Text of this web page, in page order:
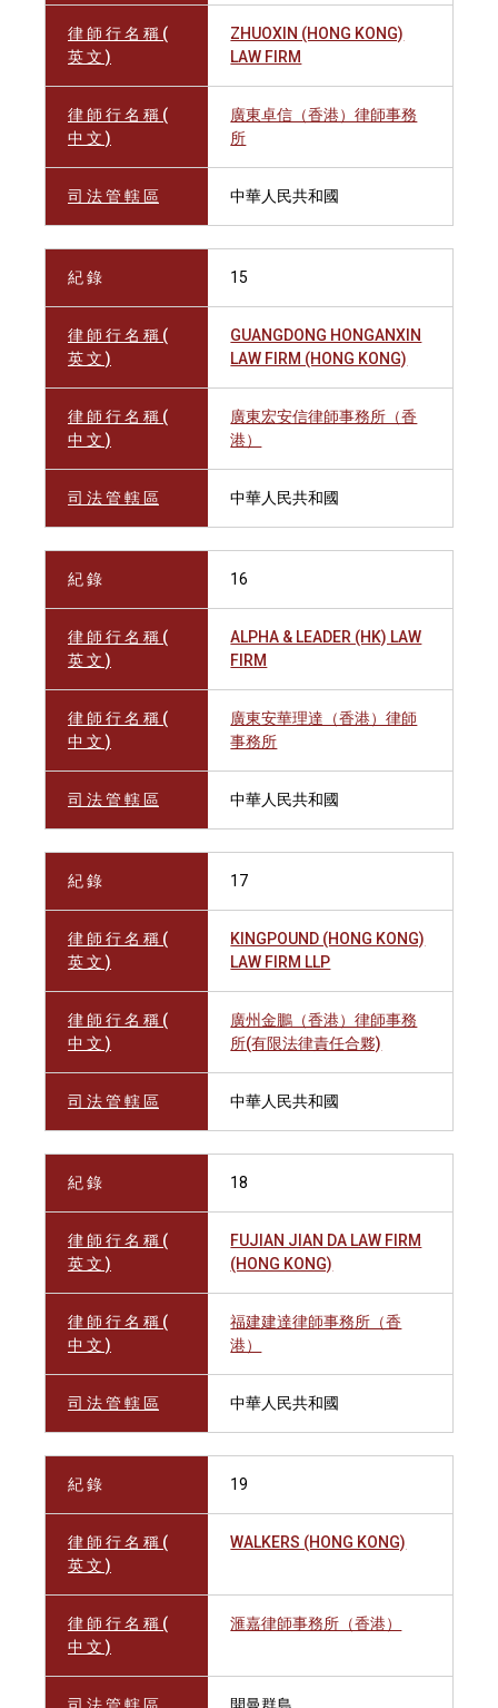
律 師 行 名 稱 (
英 文 )
ZHUOXIN (HONG KONG)
LAW FIRM
律 師 行 名 稱 (
中 文 )
廣東卓信（香港）律師事務
所
司 法 管 轄 區 中華人民共和國
紀 錄 15
律 師 行 名 稱 (
英 文 )
GUANGDONG HONGANXIN
LAW FIRM (HONG KONG)
律 師 行 名 稱 (
中 文 )
廣東宏安信律師事務所（香
港）
司 法 管 轄 區 中華人民共和國
紀 錄 16
律 師 行 名 稱 (
英 文 )
ALPHA & LEADER (HK) LAW
FIRM
律 師 行 名 稱 (
中 文 )
廣東安華理達（香港）律師
事務所
司 法 管 轄 區 中華人民共和國
紀 錄 17
律 師 行 名 稱 (
英 文 )
KINGPOUND (HONG KONG)
LAW FIRM LLP
律 師 行 名 稱 (
中 文 )
廣州金鵬（香港）律師事務
所(有限法律責任合夥)
司 法 管 轄 區 中華人民共和國
紀 錄 18
律 師 行 名 稱 (
英 文 )
FUJIAN JIAN DA LAW FIRM
(HONG KONG)
律 師 行 名 稱 (
中 文 )
福建建達律師事務所（香
港）
司 法 管 轄 區 中華人民共和國
紀 錄 19
律 師 行 名 稱 (
英 文 )
WALKERS (HONG KONG)
律 師 行 名 稱 (
中 文 )
滙嘉律師事務所（香港）